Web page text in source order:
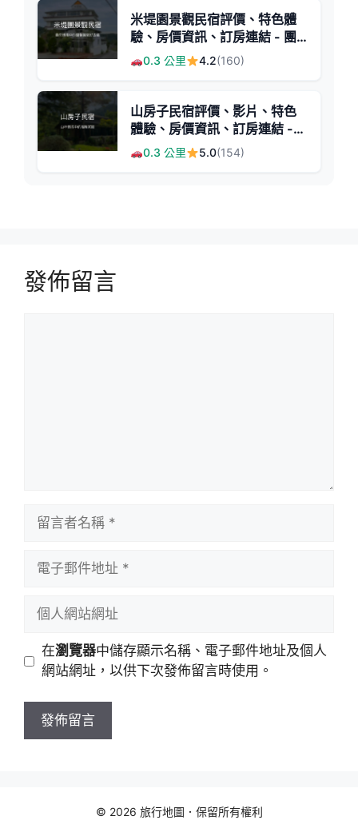
米堤園景觀民宿評價、特色體
驗、房價資訊、訂房連結 - 團
體歡唱與自然美景
0.3 公里 4.2(160)
山房子民宿評價、影片、特色
體驗、房價資訊、訂房連結 -
溫馨設計與蔬食早餐
0.3 公里 5.0(154)
發佈留言
址
站
址
在瀏覽器中儲存顯示名稱、電子郵件地址及個人
網站網址，以供下次發佈留言時使用。
© 2026 旅行地圖．保留所有權利